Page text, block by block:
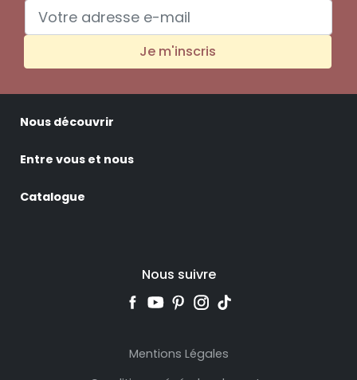
Je m'inscris
Nous découvrir
Entre vous et nous
Catalogue
Nous suivre
Mentions Légales